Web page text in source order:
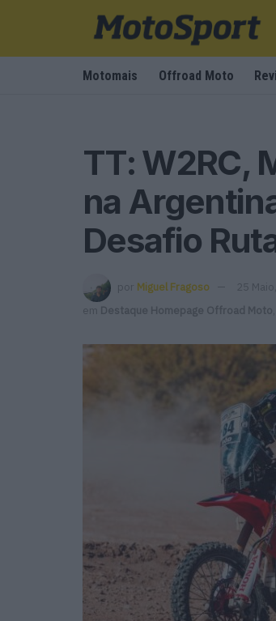
Motomais Offroad Moto
TT: W2RC,
na
Desafio
por Miguel Fragoso
25
em
Destaque Homepage Offroad Moto